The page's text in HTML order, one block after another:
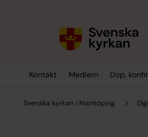
Kontakt Medlem Dop,
Svenska kyrkan i Norrköping